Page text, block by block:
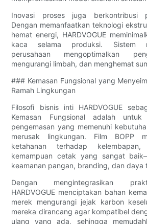
Inovasi proses juga berkontribusi
Dengan memanfaatkan teknologi
hemat energi, HARDVOGUE
kaca selama produksi. Sistem
perusahaan mengoptimalkan
mengurangi limbah, dan menghemat
### Kemasan Fungsional yang
Ramah Lingkungan
Filosofi bisnis inti HARDVOGUE
Kemasan Fungsional adalah untuk
pengemasan yang memenuhi
merusak lingkungan. Film BOPP
ketahanan terhadap
kemampuan cetak yang sangat
keamanan pangan, branding, dan daya
Dengan mengintegrasikan
HARDVOGUE menciptakan bahan
merek mengurangi jejak karbon
mereka dirancang agar kompatibel
ulang yang ada, sehingga